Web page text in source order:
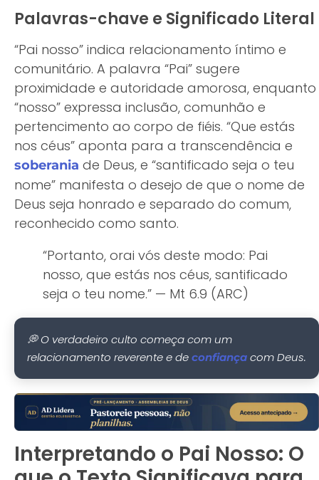
Palavras-chave e Significado Literal
“Pai nosso” indica relacionamento íntimo e
comunitário. A palavra “Pai” sugere
proximidade e autoridade amorosa, enquanto
“nosso” expressa inclusão, comunhão e
pertencimento ao corpo de fiéis. “Que estás
nos céus” aponta para a transcendência e
soberania de Deus, e “santificado seja o teu
nome” manifesta o desejo de que o nome de
Deus seja honrado e separado do comum,
reconhecido como santo.
“Portanto, orai vós deste modo: Pai
nosso, que estás nos céus, santificado
seja o teu nome.” — Mt 6.9 (ARC)
💭 O verdadeiro culto começa com um
relacionamento reverente e de confiança com Deus.
Interpretando o Pai Nosso: O